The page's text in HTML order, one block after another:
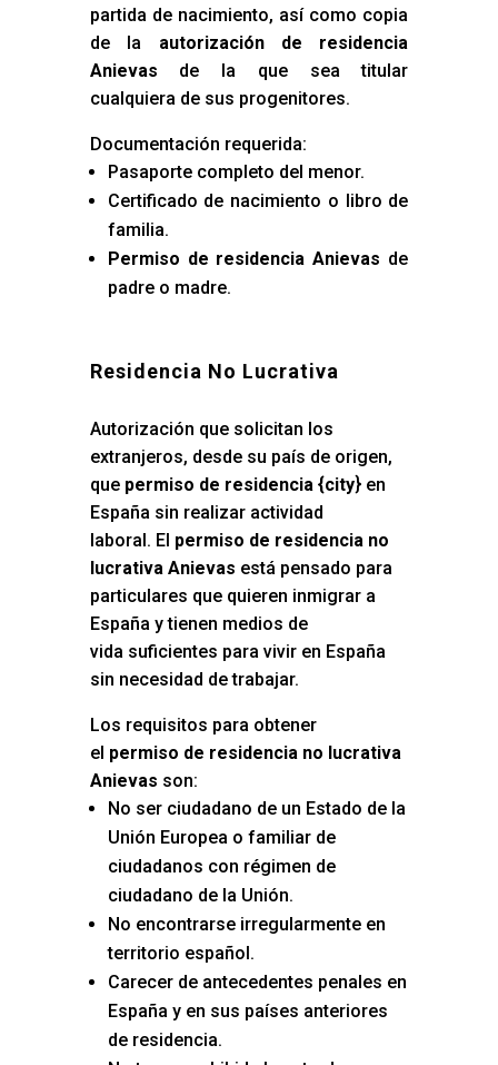
partida de nacimiento, así como copia
de la autorización de residencia
Anievas de la que sea titular
cualquiera de sus progenitores.
Documentación requerida:
Pasaporte completo del menor.
Certificado de nacimiento o libro de
familia.
Permiso de residencia Anievas de
padre o madre.
Residencia No Lucrativa
Autorización que solicitan los
extranjeros, desde su país de origen,
que permiso de residencia {city} en
España sin realizar actividad
laboral. El permiso de residencia no
lucrativa Anievas está pensado para
particulares que quieren inmigrar a
España y tienen medios de
vida suficientes para vivir en España
sin necesidad de trabajar.
Los requisitos para obtener
el permiso de residencia no lucrativa
Anievas son:
No ser ciudadano de un Estado de la
Unión Europea o familiar de
ciudadanos con régimen de
ciudadano de la Unión.
No encontrarse irregularmente en
territorio español.
Carecer de antecedentes penales en
España y en sus países anteriores
de residencia.